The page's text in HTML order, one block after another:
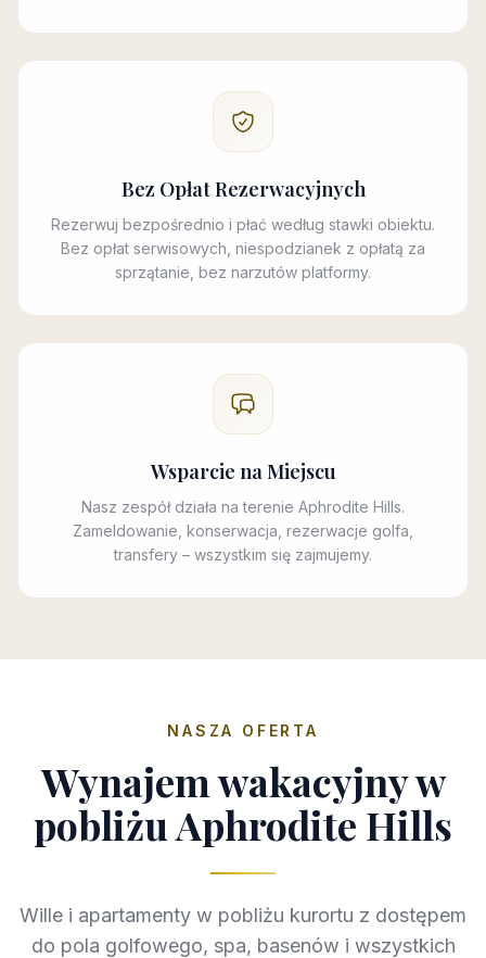
Bez Opłat Rezerwacyjnych
Rezerwuj bezpośrednio i płać według stawki obiektu.
Bez opłat serwisowych, niespodzianek z opłatą za
sprzątanie, bez narzutów platformy.
Wsparcie na Miejscu
Nasz zespół działa na terenie Aphrodite Hills.
Zameldowanie, konserwacja, rezerwacje golfa,
transfery – wszystkim się zajmujemy.
NASZA OFERTA
Wynajem wakacyjny w
pobliżu Aphrodite Hills
Wille i apartamenty w pobliżu kurortu z dostępem
do pola golfowego, spa, basenów i wszystkich